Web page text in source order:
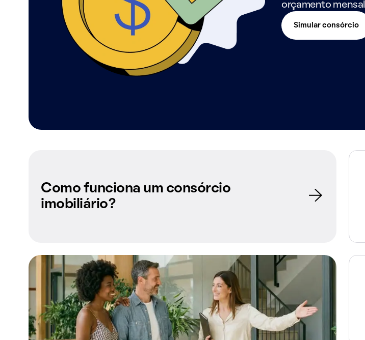
orçamento mensal
Simular consórcio
Como funciona um consórcio
imobiliário?